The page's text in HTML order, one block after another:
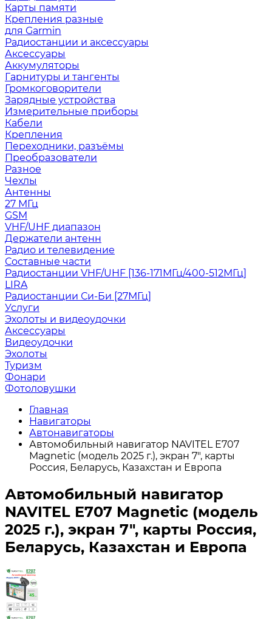
Карты памяти
Крепления разные
для Garmin
Радиостанции и аксессуары
Аксессуары
Аккумуляторы
Гарнитуры и тангенты
Громкоговорители
Зарядные устройства
Измерительные приборы
Кабели
Крепления
Переходники, разъёмы
Преобразователи
Разное
Чехлы
Антенны
27 МГц
GSM
VHF/UHF диапазон
Держатели антенн
Радио и телевидение
Составные части
Радиостанции VHF/UHF [136-171МГц/400-512МГц]
LIRA
Радиостанции Си-Би [27МГц]
Услуги
Эхолоты и видеоудочки
Аксессуары
Видеоудочки
Эхолоты
Туризм
Фонари
Фотоловушки
Главная
Навигаторы
Автонавигаторы
Автомобильный навигатор NAVITEL E707
Magnetic (модель 2025 г.), экран 7", карты
Россия, Беларусь, Казахстан и Европа
Автомобильный навигатор
NAVITEL E707 Magnetic (модель
2025 г.), экран 7", карты Россия,
Беларусь, Казахстан и Европа